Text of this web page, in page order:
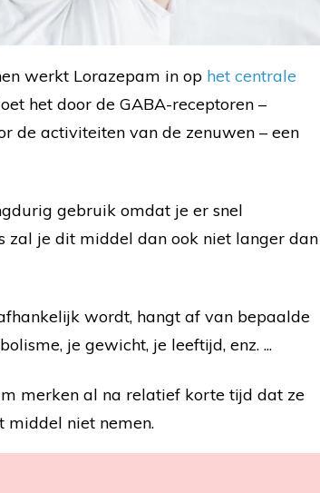
werkt Lorazepam in op het centrale
het door de GABA-receptoren –
de activiteiten van de zenuwen – een
gebruik omdat je er snel
zal je dit middel dan ook niet langer dan
wordt, hangt af van bepaalde
je gewicht, je leeftijd, enz. ...
merken al na relatief korte tijd dat ze
middel niet nemen.